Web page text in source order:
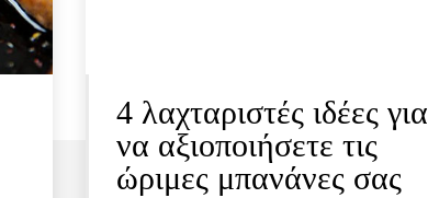
4 λαχταριστές ιδέες για
να αξιοποιήσετε τις
ώριμες μπανάνες σας